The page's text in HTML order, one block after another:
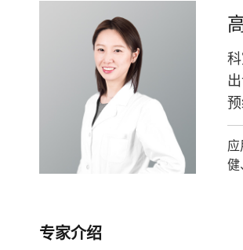
科
预
健
专家介绍